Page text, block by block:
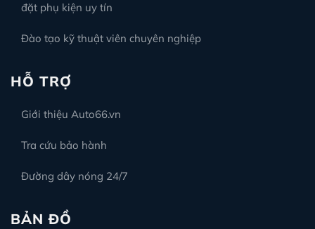
đặt phụ kiện uy tín
Đào tạo kỹ thuật viên chuyên nghiệp
HỖ TRỢ
Giới thiệu Auto66.vn
Tra cứu bảo hành
Đường dây nóng 24/7
BẢN ĐỒ